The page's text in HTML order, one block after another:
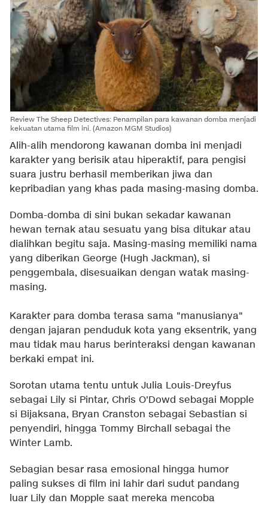
Review The Sheep Detectives: Penampilan para kawanan domba menjadi
kekuatan utama film ini. (Amazon MGM Studios)
Alih-alih mendorong kawanan domba ini menjadi
karakter yang berisik atau hiperaktif, para pengisi
suara justru berhasil memberikan jiwa dan
kepribadian yang khas pada masing-masing domba.
Domba-domba di sini bukan sekadar kawanan
hewan ternak atau sesuatu yang bisa ditukar atau
dialihkan begitu saja. Masing-masing memiliki nama
yang diberikan George (Hugh Jackman), si
penggembala, disesuaikan dengan watak masing-
masing.
Karakter para domba terasa sama "manusianya"
dengan jajaran penduduk kota yang eksentrik, yang
mau tidak mau harus berinteraksi dengan kawanan
berkaki empat ini.
Sorotan utama tentu untuk Julia Louis-Dreyfus
sebagai Lily si Pintar, Chris O'Dowd sebagai Mopple
si Bijaksana, Bryan Cranston sebagai Sebastian si
penyendiri, hingga Tommy Birchall sebagai the
Winter Lamb.
Sebagian besar rasa emosional hingga humor
paling sukses di film ini lahir dari sudut pandang
luar Lily dan Mopple saat mereka mencoba